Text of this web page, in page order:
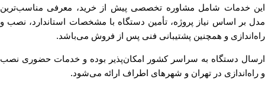
این خدمات شامل مشاوره تخصصی پیش از خرید، معرفی مناسب‌ترین
مدل بر اساس نیاز پروژه، تأمین دستگاه با مشخصات استاندارد، نصب و
راه‌اندازی و همچنین پشتیبانی فنی پس از فروش می‌باشد.
ارسال دستگاه به سراسر کشور امکان‌پذیر بوده و خدمات حضوری نصب
و راه‌اندازی در تهران و شهرهای اطراف ارائه می‌شود.